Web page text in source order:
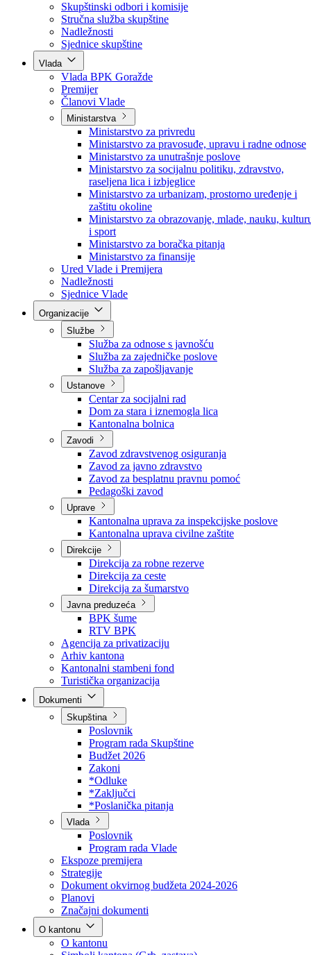
Poslanici po strankama
Poslanici po klubovima naroda
Kolegij skupštine
Skupštinski odbori i komisije
Stručna služba skupštine
Nadležnosti
Sjednice skupštine
Vlada
Vlada BPK Goražde
Premijer
Članovi Vlade
Ministarstva
Ministarstvo za privredu
Ministarstvo za pravosuđe, upravu i radne odnose
Ministarstvo za unutrašnje poslove
Ministarstvo za socijalnu politiku, zdravstvo,
raseljena lica i izbjeglice
Ministarstvo za urbanizam, prostorno uređenje i
zaštitu okoline
Ministarstvo za obrazovanje, mlade, nauku,
i sport
Ministarstvo za boračka pitanja
Ministarstvo za finansije
Ured Vlade i Premijera
Nadležnosti
Sjednice Vlade
Službe
Služba za odnose s javnošću
Služba za zajedničke poslove
Služba za zapošljavanje
Ustanove
Centar za socijalni rad
Dom za stara i iznemogla lica
Kantonalna bolnica
Zavodi
Zavod zdravstvenog osiguranja
Zavod za javno zdravstvo
Zavod za besplatnu pravnu pomoć
Pedagoški zavod
Uprave
Kantonalna uprava za inspekcijske poslove
Kantonalna uprava civilne zaštite
Direkcije
Direkcija za robne rezerve
Direkcija za ceste
Direkcija za šumarstvo
Javna preduzeća
BPK šume
RTV BPK
Agencija za privatizaciju
Arhiv kantona
Kantonalni stambeni fond
Turistička organizacija
Skupština
Poslovnik
Program rada Skupštine
Budžet 2026
Zakoni
*Odluke
*Zaključci
*Poslanička pitanja
Vlada
Poslovnik
Program rada Vlade
Ekspoze premijera
Strategije
Dokument okvirnog budžeta 2024-2026
Planovi
Značajni dokumenti